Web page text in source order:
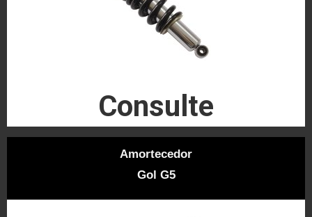
Consulte
Amortecedor
Gol G5